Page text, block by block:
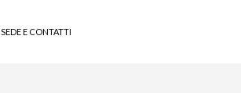
SEDE E CONTATTI